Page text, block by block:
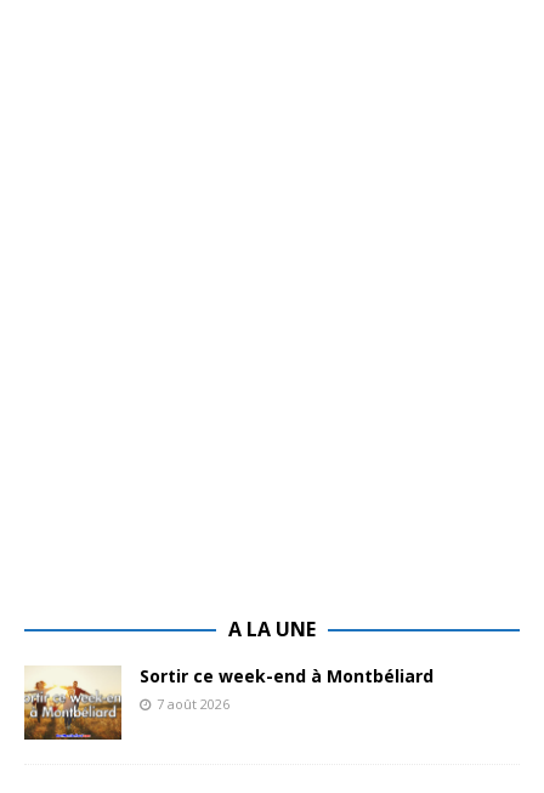
A LA UNE
Sortir ce week-end à Montbéliard
7 août 2026